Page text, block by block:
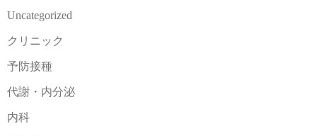
Uncategorized
クリニック
予防接種
代謝・内分泌
内科